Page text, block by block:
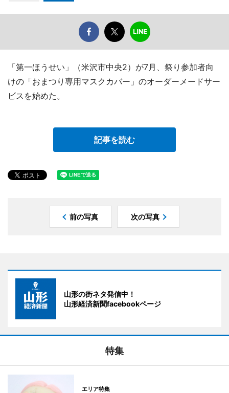
「第一ほうせい」（米沢市中央2）が7月、祭り参加者向
けの「おまつり専用マスクカバー」のオーダーメードサー
ビスを始めた。
記事を読む
前の写真 次の写真
山形の街ネタ発信中！
山形経済新聞facebookページ
特集
エリア特集